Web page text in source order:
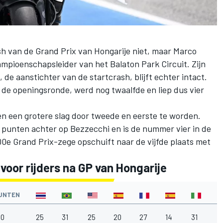
van de Grand Prix van Hongarije niet, maar Marco
van het Balaton Park Circuit. Zijn
, de aanstichter van de startcrash, blijft echter intact.
openingsronde, werd nog twaalfde en liep dus vier
een grotere slag door tweede en eerste te worden.
achter op Bezzecchi en is de nummer vier in de
Grand Prix-zege opschuift naar de vijfde plaats met
rijders na GP van Hongarije
25 31 25 20 27 14 31